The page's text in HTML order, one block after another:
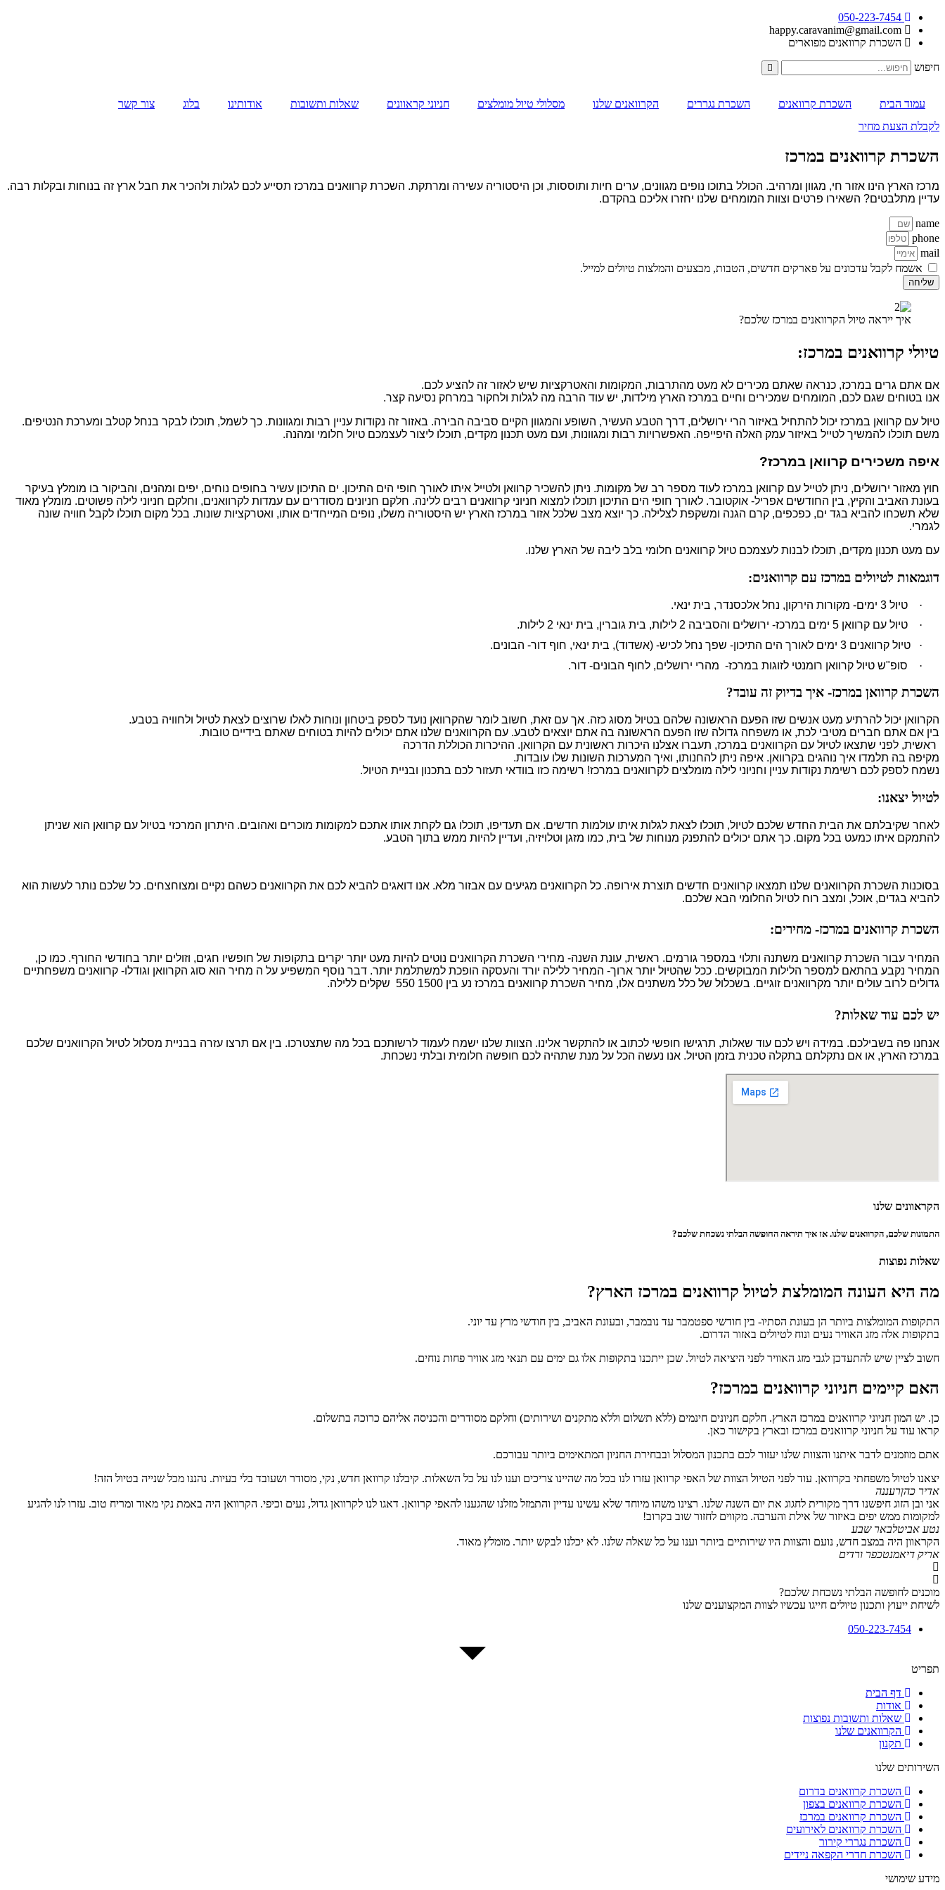
050-223-7454
happy.caravanim@gmail.com
השכרת קרוואנים מפוארים
חיפוש
עמוד הבית השכרת קרוואנים השכרת נגררים הקרוואנים שלנו מסלולי טיול מומלצים חניוני קראוונים שאלות ותשובות אודותינו בלוג
צור קשר
לקבלת הצעת מחיר
השכרת קרוואנים במרכז
מרכז הארץ הינו אזור חי, מגוון ומרהיב. הכולל בתוכו נופים מגוונים, ערים חיות ותוססות, וכן היסטוריה עשירה ומרתקת. השכרת קרוואנים במרכז תסייע לכם לגלות ולהכיר את חבל ארץ זה בנוחות ובקלות רבה.
עדיין מתלבטים? השאירו פרטים וצוות המומחים שלנו יחזרו אליכם בהקדם.
name
phone
mail
אשמח לקבל עדכונים על פארקים חדשים, הטבות, מבצעים והמלצות טיולים למייל.
שליחה
איך ייראה טיול הקרוואנים במרכז שלכם?
טיולי קרוואנים במרכז:
אם אתם גרים במרכז, כנראה שאתם מכירים לא מעט מהתרבות, המקומות והאטרקציות שיש לאזור זה להציע לכם.
אנו בטוחים שגם לכם, המומחים שמכירים וחיים במרכז הארץ מילדות, יש עוד הרבה מה לגלות ולחקור במרחק נסיעה קצר.
טיול עם קרוואן במרכז יכול להתחיל באיזור הרי ירושלים, דרך הטבע העשיר, השופע והמגוון הקיים סביבה הבירה. באזור זה נקודות עניין רבות ומגוונות. כך לשמל, תוכלו לבקר בנחל קטלב ומערכת הנטיפים.
משם תוכלו להמשיך לטייל באיזור עמק האלה היפייפה. האפשרויות רבות ומגוונות, ועם מעט תכנון מקדים, תוכלו ליצור לעצמכם טיול חלומי ומהנה.
איפה משכירים קרוואן במרכז?
חוץ מאזור ירושלים, ניתן לטייל עם קרוואן במרכז לעוד מספר רב של מקומות. ניתן להשכיר קרוואן ולטייל איתו לאורך חופי הים התיכון. ים התיכון עשיר בחופים נוחים, יפים ומהנים, והביקור בו מומלץ בעיקר
בעונת האביב והקיץ, בין החודשים אפריל- אוקטובר. לאורך חופי הים התיכון תוכלו למצוא חניוני קרוואנים רבים ללינה. חלקם חניונים מסודרים עם עמדות לקרוואנים, וחלקם חניוני לילה פשוטים. מומלץ מאוד
שלא תשכחו להביא בגד ים, כפכפים, קרם הגנה ומשקפת לצלילה. כך יוצא מצב שלכל אזור במרכז הארץ יש היסטוריה משלו, נופים המייחדים אותו, ואטרקציות שונות. בכל מקום תוכלו לקבל חוויה שונה
לגמרי.
עם מעט תכנון מקדים, תוכלו לבנות לעצמכם טיול קרוואנים חלומי בלב ליבה של הארץ שלנו.
דוגמאות לטיולים במרכז עם קרוואנים:
·
טיול 3 ימים- מקורות הירקון, נחל אלכסנדר, בית ינאי.
·
טיול עם קרוואן 5 ימים במרכז- ירושלים והסביבה 2 לילות, בית גוברין, בית ינאי 2 לילות.
·
טיול קרוואנים 3 ימים לאורך הים התיכון- שפך נחל לכיש- (אשדוד), בית ינאי, חוף דור- הבונים.
·
סופ"ש טיול קרוואן רומנטי לזוגות במרכז- מהרי ירושלים, לחוף הבונים- דור.
השכרת קרוואן במרכז- איך בדיוק זה עובד?
הקרוואן יכול להרתיע מעט אנשים שזו הפעם הראשונה שלהם בטיול מסוג כזה. אך עם זאת, חשוב לומר שהקרוואן נועד לספק ביטחון ונוחות לאלו שרוצים לצאת לטיול ולחוויה בטבע.
בין אם אתם חברים מטיבי לכת, או משפחה גדולה שזו הפעם הראשונה בה אתם יוצאים לטבע. עם הקרוואנים שלנו אתם יכולים להיות בטוחים שאתם בידיים טובות.
ראשית, לפני שתצאו לטיול עם הקרוואנים במרכז, תעברו אצלנו היכרות ראשונית עם הקרוואן. ההיכרות הכוללת הדרכה
מקיפה בה תלמדו איך נוהגים בקרוואן. איפה ניתן להחנותו, ואיך המערכות השונות שלו עובדות.
נשמח לספק לכם רשימת נקודות עניין וחניוני לילה מומלצים לקרוואנים במרכז! רשימה כזו בוודאי תעזור לכם בתכנון ובניית הטיול.
לטיול יצאנו:
לאחר שקיבלתם את הבית החדש שלכם לטיול, תוכלו לצאת לגלות איתו עולמות חדשים. אם תעדיפו, תוכלו גם לקחת אותו אתכם למקומות מוכרים ואהובים. היתרון המרכזי בטיול עם קרוואן הוא שניתן
להתמקם איתו כמעט בכל מקום. כך אתם יכולים להתפנק מנוחות של בית, כמו מזגן וטלויזיה, ועדיין להיות ממש בתוך הטבע.
בסוכנות השכרת הקרוואנים שלנו תמצאו קרוואנים חדשים תוצרת אירופה. כל הקרוואנים מגיעים עם אבזור מלא. אנו דואגים להביא לכם את הקרוואנים כשהם נקיים ומצוחצחים. כל שלכם נותר לעשות הוא
להביא בגדים, אוכל, ומצב רוח לטיול החלומי הבא שלכם.
השכרת קרוואנים במרכז- מחירים:
המחיר עבור השכרת קרוואנים משתנה ותלוי במספר גורמים. ראשית, עונת השנה- מחירי השכרת הקרוואנים נוטים להיות מעט יותר יקרים בתקופות של חופשיו חגים, וזולים יותר בחודשי החורף. כמו כן,
המחיר נקבע בהתאם למספר הלילות המבוקשים. ככל שהטיול יותר ארוך- המחיר ללילה יורד והעסקה הופכת למשתלמת יותר. דבר נוסף המשפיע על ה מחיר הוא סוג הקרוואן וגודלו- קרוואנים משפחתיים
גדולים לרוב עולים יותר מקרוואנים זוגיים. בשכלול של כלל משתנים אלו, מחיר השכרת קרוואנים במרכז נע בין 1500 550 שקלים ללילה.
יש לכם עוד שאלות?
אנחנו פה בשבילכם. במידה ויש לכם עוד שאלות, תרגישו חופשי לכתוב או להתקשר אלינו. הצוות שלנו ישמח לעמוד לרשותכם בכל מה שתצטרכו. בין אם תרצו עזרה בבניית מסלול לטיול הקרוואנים שלכם
במרכז הארץ, או אם נתקלתם בתקלה טכנית בזמן הטיול. אנו נעשה הכל על מנת שתהיה לכם חופשה חלומית ובלתי נשכחת.
הקראוונים שלנו
התמונות שלכם, הקרוואנים שלנו. אז איך תיראה החופשה הבלתי נשכחת שלכם?
שאלות נפוצות
מה היא העונה המומלצת לטיול קרוואנים במרכז הארץ?
התקופות המומלצות ביותר הן בעונת הסתיו- בין חודשי ספטמבר עד נובמבר, ובעונת האביב, בין חודשי מרץ עד יוני.
בתקופות אלה מזג האוויר נעים ונוח לטיולים באזור הדרום.
חשוב לציין שיש להתעדכן לגבי מזג האוויר לפני היציאה לטיול. שכן ייתכנו בתקופות אלו גם ימים עם תנאי מזג אוויר פחות נוחים.
האם קיימים חניוני קרוואנים במרכז?
כן. יש המון חניוני קרוואנים במרכז הארץ. חלקם חניונים חינמים (ללא תשלום וללא מתקנים ושירותים) וחלקם מסודרים והכניסה אליהם כרוכה בתשלום.
קראו עוד על חניוני קרוואנים במרכז ובארץ בקישור כאן.
אתם מוזמנים לדבר איתנו והצוות שלנו יעזור לכם בתכנון המסלול ובבחירת החניון המתאימים ביותר עבורכם.
יצאנו לטיול משפחתי בקרוואן. עוד לפני הטיול הצוות של האפי קרוואן עזרו לנו בכל מה שהיינו צריכים וענו לנו על כל השאלות. קיבלנו קרוואן חדש, נקי, מסודר ושעובד בלי בעיות. נהננו מכל שנייה בטיול הזה!
אדיר כהןרעננה
אני ובן הזוג חיפשנו דרך מקורית לחגוג את יום השנה שלנו. רצינו משהו מיוחד שלא עשינו עדיין והתמזל מזלנו שהגענו להאפי קרוואן. דאגו לנו לקרוואן גדול, נעים וכיפי. הקרוואן היה באמת נקי מאוד ומריח טוב. עזרו לנו להגיע
למקומות ממש יפים באיזור של אילת והערבה. מקווים לחזור שוב בקרוב!
נטע אביטלבאר שבע
הקראוון היה במצב חדש, נועם והצוות היו שירותיים ביותר וענו על כל שאלה שלנו. לא יכלנו לבקש יותר. מומלץ מאוד.
אריק דיאמנטכפר ורדים
מוכנים לחופשה הבלתי נשכחת שלכם?
לשיחת ייעוץ ותכנון טיולים חייגו עכשיו לצוות המקצוענים שלנו
050-223-7454
תפריט
דף הבית
אודות
שאלות ותשובות נפוצות
הקרוואנים שלנו
תקנון
השירותים שלנו
השכרת קרוואנים בדרום
השכרת קרוואנים בצפון
השכרת קרוואנים במרכז
השכרת קרוואנים לאירועים
השכרת נגררי קירור
השכרת חדרי הקפאה ניידים
מידע שימושי